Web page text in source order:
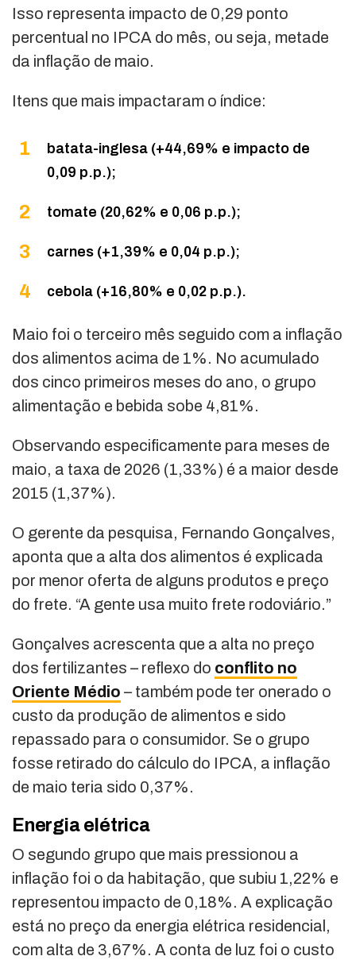
Isso representa impacto de 0,29 ponto
percentual no IPCA do mês, ou seja, metade
da inflação de maio.
Itens que mais impactaram o índice:
batata-inglesa (+44,69% e impacto de
0,09 p.p.);
tomate (20,62% e 0,06 p.p.);
carnes (+1,39% e 0,04 p.p.);
cebola (+16,80% e 0,02 p.p.).
Maio foi o terceiro mês seguido com a inflação
dos alimentos acima de 1%. No acumulado
dos cinco primeiros meses do ano, o grupo
alimentação e bebida sobe 4,81%.
Observando especificamente para meses de
maio, a taxa de 2026 (1,33%) é a maior desde
2015 (1,37%).
O gerente da pesquisa, Fernando Gonçalves,
aponta que a alta dos alimentos é explicada
por menor oferta de alguns produtos e preço
do frete. “A gente usa muito frete rodoviário.”
Gonçalves acrescenta que a alta no preço
dos fertilizantes – reflexo do conflito no
Oriente Médio – também pode ter onerado o
custo da produção de alimentos e sido
repassado para o consumidor. Se o grupo
fosse retirado do cálculo do IPCA, a inflação
de maio teria sido 0,37%.
Energia elétrica
O segundo grupo que mais pressionou a
inflação foi o da habitação, que subiu 1,22% e
representou impacto de 0,18%. A explicação
está no preço da energia elétrica residencial,
com alta de 3,67%. A conta de luz foi o custo